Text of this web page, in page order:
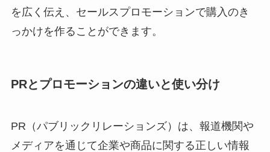
を広く伝え、セールスプロモーションで購入のき
っかけを作ることができます。
PRとプロモーションの違いと使い分け
PR（パブリックリレーションズ）は、報道機関や
メディアを通じて企業や商品に関する正しい情報